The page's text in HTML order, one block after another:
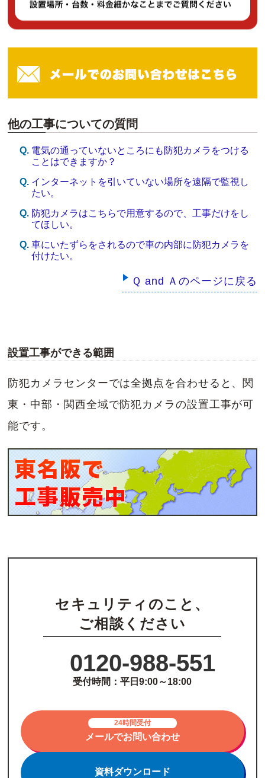
他の工事についての質問
電気の通っていないところにも防犯カメラをつける
ことはできますか？
インターネットを引いていない場所を遠隔で監視し
たい。
防犯カメラはこちらで用意するので、工事だけをし
てほしい。
車にいたずらをされるので車の内部に防犯カメラを
付けたい。
Ｑ and Ａのページに戻る
設置工事ができる範囲
防犯カメラセンターでは全拠点を合わせると、関
東・中部・関西全域で防犯カメラの設置工事が可
能です。
セキュリティのこと、
ご相談ください
0120-988-551
受付時間：平日9:00～18:00
24時間受付
メールでお問い合わせ
資料ダウンロード